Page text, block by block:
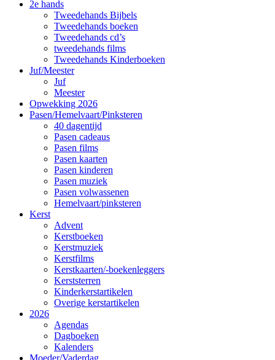
2e hands
Tweedehands Bijbels
Tweedehands boeken
Tweedehands cd’s
tweedehands films
Tweedehands Kinderboeken
Juf/Meester
Juf
Meester
Opwekking 2026
Pasen/Hemelvaart/Pinksteren
40 dagentijd
Pasen cadeaus
Pasen films
Pasen kaarten
Pasen kinderen
Pasen muziek
Pasen volwassenen
Hemelvaart/pinksteren
Kerst
Advent
Kerstboeken
Kerstmuziek
Kerstfilms
Kerstkaarten/-boekenleggers
Kerststerren
Kinderkerstartikelen
Overige kerstartikelen
2026
Agendas
Dagboeken
Kalenders
Moeder/Vaderdag